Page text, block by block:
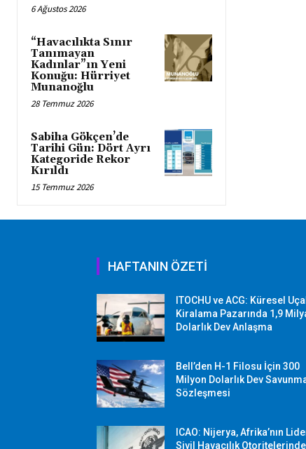
6 Ağustos 2026
“Havacılıkta Sınır
Tanımayan
Kadınlar”ın Yeni
Konuğu: Hürriyet
Munanoğlu
28 Temmuz 2026
Sabiha Gökçen’de
Tarihi Gün: Dört Ayrı
Kategoride Rekor
Kırıldı
15 Temmuz 2026
HAFTANIN ÖZETİ
ITOCHU ve ACG: Küresel
Kiralama Pazarında 1,9
Dolarlık Dev Anlaşma
Bell’den H-1 Filosu İçin 300
Milyon Dolarlık Dev
Sözleşmesi
ICAO: Nijerya, Afrika’nın
Sivil Havacılık